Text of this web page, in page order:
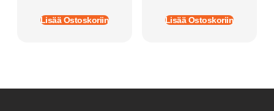
Lisää Ostoskoriin Lisää Ostoskoriin